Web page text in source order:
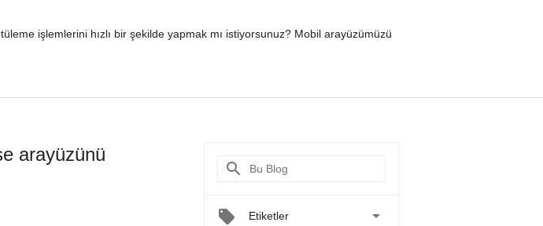
işlemlerini hızlı bir şekilde yapmak mı istiyorsunuz? Mobil arayüzümüzü
arayüzünü
Etiketler 